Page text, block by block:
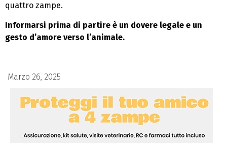
quattro zampe.
Informarsi prima di partire è un dovere legale e un
gesto d’amore verso l’animale.
Marzo 26, 2025